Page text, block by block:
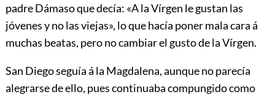
padre Dámaso que decía: «A la Vírgen le gustan las
jóvenes y no las viejas», lo que hacía poner mala cara á
muchas beatas, pero no cambiar el gusto de la Vírgen.
San Diego seguía á la Magdalena, aunque no parecía
alegrarse de ello, pues continuaba compungido como